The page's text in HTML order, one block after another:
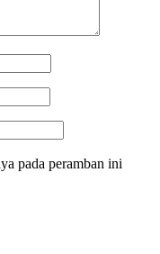
pada peramban ini